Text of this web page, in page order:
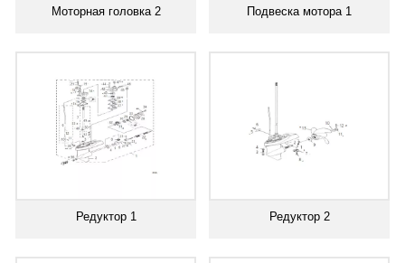
Моторная головка 2 Подвеска мотора 1
Редуктор 1 Редуктор 2